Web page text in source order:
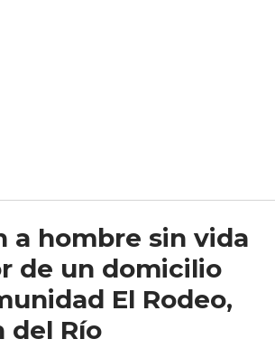
a hombre sin vida
de un domicilio
El Rodeo,
del Río